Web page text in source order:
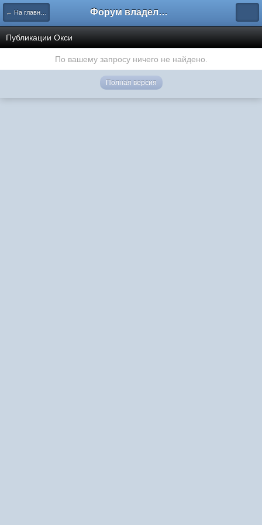
← На главную Форум владельцев интернет-магазинов
Публикации Окси
По вашему запросу ничего не найдено.
Полная версия